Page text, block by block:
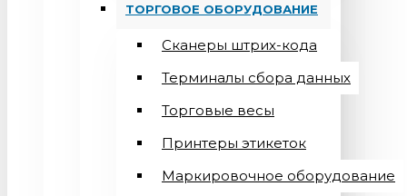
ТОРГОВОЕ ОБОРУДОВАНИЕ
Сканеры штрих-кода
Терминалы сбора данных
Торговые весы
Принтеры этикеток
Маркировочное оборудование